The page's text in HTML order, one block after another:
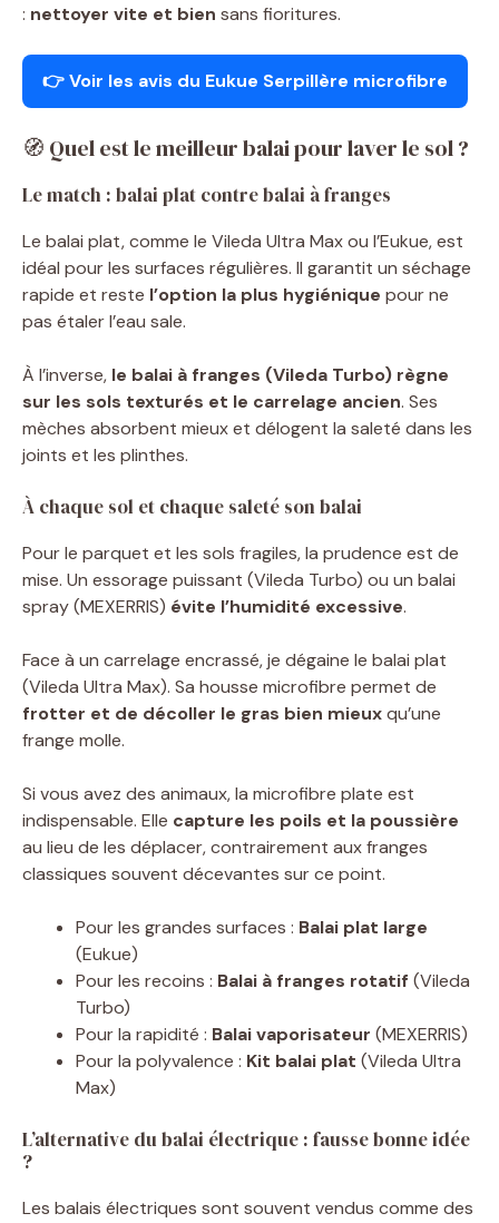
: nettoyer vite et bien sans fioritures.
👉 Voir les avis du Eukue Serpillère microfibre
🧭 Quel est le meilleur balai pour laver le sol ?
Le match : balai plat contre balai à franges
Le balai plat, comme le Vileda Ultra Max ou l’Eukue, est
idéal pour les surfaces régulières. Il garantit un séchage
rapide et reste l’option la plus hygiénique pour ne
pas étaler l’eau sale.
À l’inverse, le balai à franges (Vileda Turbo) règne
sur les sols texturés et le carrelage ancien. Ses
mèches absorbent mieux et délogent la saleté dans les
joints et les plinthes.
À chaque sol et chaque saleté son balai
Pour le parquet et les sols fragiles, la prudence est de
mise. Un essorage puissant (Vileda Turbo) ou un balai
spray (MEXERRIS) évite l’humidité excessive.
Face à un carrelage encrassé, je dégaine le balai plat
(Vileda Ultra Max). Sa housse microfibre permet de
frotter et de décoller le gras bien mieuxqu’une
frange molle.
Si vous avez des animaux, la microfibre plate est
indispensable. Elle capture les poils et la poussière
au lieu de les déplacer, contrairement aux franges
classiques souvent décevantes sur ce point.
Pour les grandes surfaces : Balai plat large
(Eukue)
Pour les recoins : Balai à franges rotatif (Vileda
Turbo)
Pour la rapidité : Balai vaporisateur (MEXERRIS)
Pour la polyvalence : Kit balai plat (Vileda Ultra
Max)
L’alternative du balai électrique : fausse bonne idée
?
Les balais électriques sont souvent vendus comme des